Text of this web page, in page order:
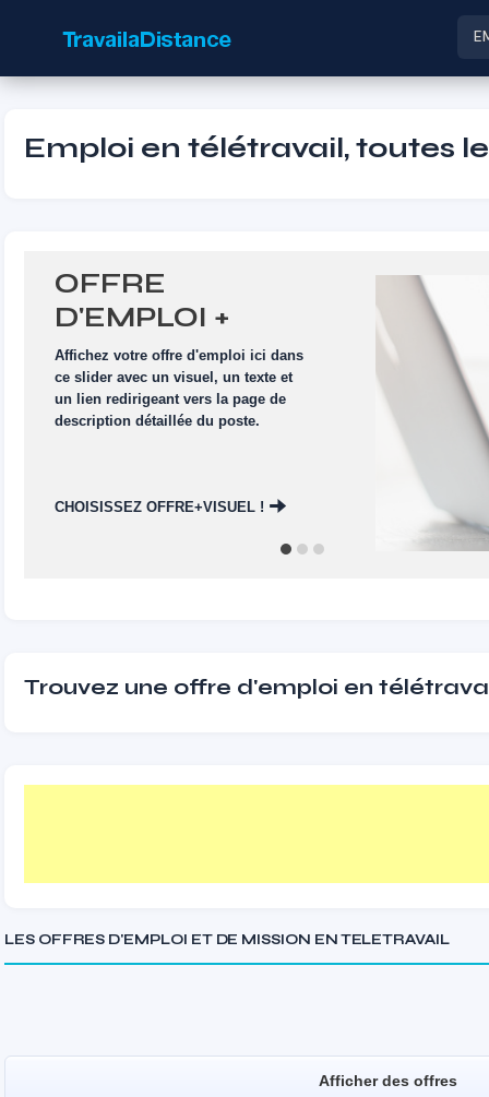
Emploi en télétravail, toutes
OFFRE
D'EMPLOI +
VISUEL
Affichez votre offre d'emploi ici dans
ce slider avec un visuel, un texte et
un lien redirigeant vers la page de
description détaillée du poste.
CHOISISSEZ OFFRE+VISUEL !
Trouvez une offre d'emploi en
LES OFFRES D'EMPLOI ET DE MISSION EN TELETRAVAIL
Afficher des offres